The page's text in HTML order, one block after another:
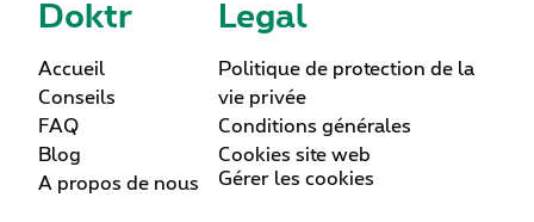
Doktr
Accueil
Conseils
FAQ
Blog
A propos de nous
Legal
Politique de protection de la
vie privée
Conditions générales
Cookies site web
Gérer les cookies